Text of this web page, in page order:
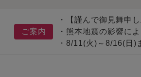
ご案内
・【謹んで御見舞申
・熊本地震の影響に
・8/11(火)～8/16(日)